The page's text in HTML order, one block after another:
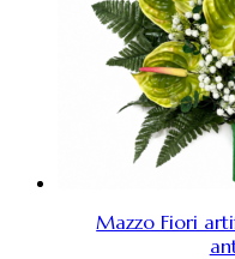
Mazzo Fiori